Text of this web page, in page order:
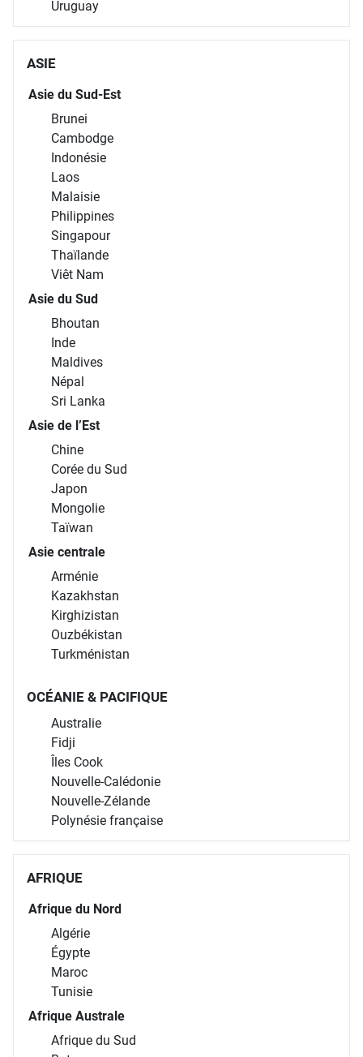
Uruguay
ASIE
Asie du Sud-Est
Brunei
Cambodge
Indonésie
Laos
Malaisie
Philippines
Singapour
Thaïlande
Viêt Nam
Asie du Sud
Bhoutan
Inde
Maldives
Népal
Sri Lanka
Asie de l’Est
Chine
Corée du Sud
Japon
Mongolie
Taïwan
Asie centrale
Arménie
Kazakhstan
Kirghizistan
Ouzbékistan
Turkménistan
OCÉANIE & PACIFIQUE
Australie
Fidji
Îles Cook
Nouvelle-Calédonie
Nouvelle-Zélande
Polynésie française
AFRIQUE
Afrique du Nord
Algérie
Égypte
Maroc
Tunisie
Afrique Australe
Afrique du Sud